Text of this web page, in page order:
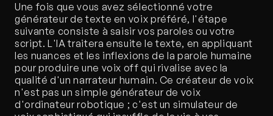
Une fois que vous avez sélectionné votre
générateur de texte en voix préféré, l'étape
suivante consiste à saisir vos paroles ou votre
script. L'IA traitera ensuite le texte, en appliquant
les nuances et les inflexions de la parole humaine
pour produire une voix off qui rivalise avec la
qualité d'un narrateur humain. Ce créateur de voix
n'est pas un simple générateur de voix
d'ordinateur robotique ; c'est un simulateur de